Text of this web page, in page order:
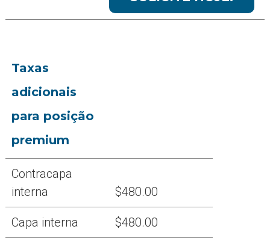
Taxas
adicionais
para posição
premium
Contracapa
interna
$480.00
Capa interna $480.00